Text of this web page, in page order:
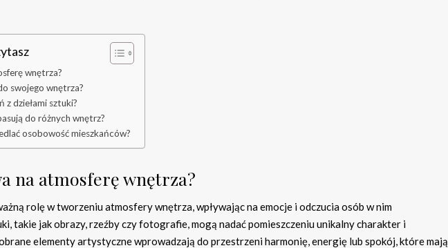
wnętrza?
swojego wnętrza?
z dziełami sztuki?
do różnych wnętrz?
osobowość mieszkańców?
na atmosferę wnętrza?
rolę w tworzeniu atmosfery wnętrza, wpływając na emocje i odczucia osób w nim
takie jak obrazy, rzeźby czy fotografie, mogą nadać pomieszczeniu unikalny charakter i
elementy artystyczne wprowadzają do przestrzeni harmonię, energię lub spokój, które mają